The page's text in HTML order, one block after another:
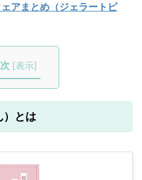
アまとめ（ジェラートピ
[表示]
）とは